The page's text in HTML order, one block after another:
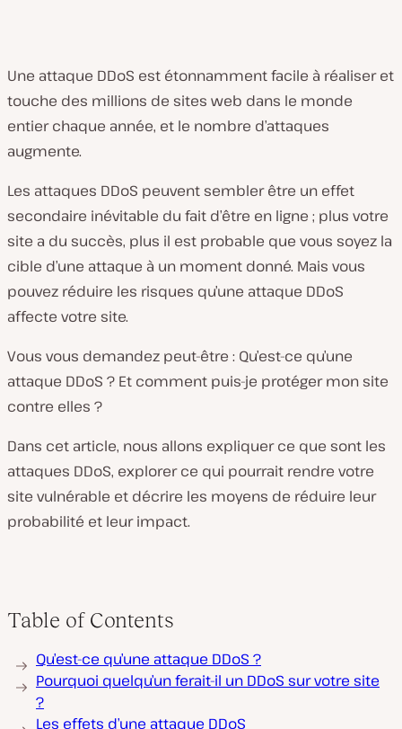
Une attaque DDoS est étonnamment facile à réaliser et
touche des millions de sites web dans le monde
entier chaque année, et le nombre d’attaques
augmente.
Les attaques DDoS peuvent sembler être un effet
secondaire inévitable du fait d’être en ligne ; plus votre
site a du succès, plus il est probable que vous soyez la
cible d’une attaque à un moment donné. Mais vous
pouvez réduire les risques qu’une attaque DDoS
affecte votre site.
Vous vous demandez peut-être : Qu’est-ce qu’une
attaque DDoS ? Et comment puis-je protéger mon site
contre elles ?
Dans cet article, nous allons expliquer ce que sont les
attaques DDoS, explorer ce qui pourrait rendre votre
site vulnérable et décrire les moyens de réduire leur
probabilité et leur impact.
Table of Contents
Qu’est-ce qu’une attaque DDoS ?
Pourquoi quelqu’un ferait-il un DDoS sur votre site
?
Les effets d’une attaque DDoS